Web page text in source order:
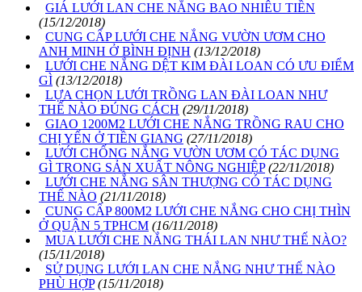
GIÁ LƯỚI LAN CHE NẮNG BAO NHIÊU TIỀN
(15/12/2018)
CUNG CẤP LƯỚI CHE NẮNG VƯỜN ƯƠM CHO
ANH MINH Ở BÌNH ĐỊNH (13/12/2018)
LƯỚI CHE NẮNG DỆT KIM ĐÀI LOAN CÓ ƯU ĐIỂM
GÌ (13/12/2018)
LỰA CHỌN LƯỚI TRỒNG LAN ĐÀI LOAN NHƯ
THẾ NÀO ĐÚNG CÁCH (29/11/2018)
GIAO 1200M2 LƯỚI CHE NẮNG TRỒNG RAU CHO
CHỊ YẾN Ở TIỀN GIANG (27/11/2018)
LƯỚI CHỐNG NẮNG VƯỜN ƯƠM CÓ TÁC DỤNG
GÌ TRONG SẢN XUẤT NÔNG NGHIỆP (22/11/2018)
LƯỚI CHE NẮNG SÂN THƯỢNG CÓ TÁC DỤNG
THẾ NÀO (21/11/2018)
CUNG CẤP 800M2 LƯỚI CHE NẮNG CHO CHỊ THÌN
Ở QUẬN 5 TPHCM (16/11/2018)
MUA LƯỚI CHE NẮNG THÁI LAN NHƯ THẾ NÀO?
(15/11/2018)
SỬ DỤNG LƯỚI LAN CHE NẮNG NHƯ THẾ NÀO
PHÙ HỢP (15/11/2018)